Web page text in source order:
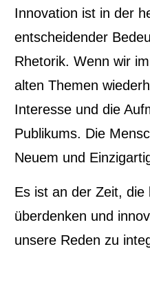
Innovation ist in der
entscheidender
Rhetorik. Wenn wir
alten Themen
Interesse und die
Publikums. Die
Neuem und
Es ist an der Zeit, die
überdenken und
unsere Reden zu